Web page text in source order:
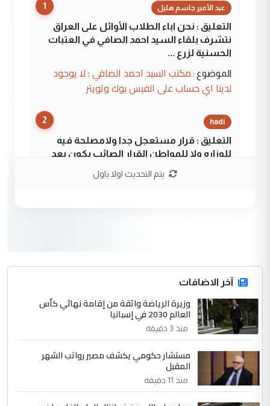
1 عبد الأمير جاسم هليل
التعليق : نحن اباء الطلاب الأوائل على العراق
نتشرف بلقاء السيد احمد الصافي في العتبات
الحسنية لزرع ...
الموضوع : مكتب السيد احمد الصافي : لا يوجود
لدينا اي حساب على الفيس بوك وتويتر
2 hadi
التعليق : قرار مستعجل جدا ولامصلحة فيه
للوزاره ولا للمواطن القرار الصائب يكون بعد
جنسية الرافد الثالث للعراق ومن اصول عريقة
ابا فرات ...
الموضوع :
الجواهري يرد على صدام حسين سل
مضجعيك يابن الزنا (نص كامل)
سردار
التعليق : واحد من عصابة علي ماما يسقط
جنسية الرافد الثالث للعراق ومن اصول عريقة
ابا فرات ...
يتم التحديث اولا باول
آخر الاضافات
وزيرة الرياضة واثقة من إقامة نهائي كأس
العالم 2030 في إسبانيا
منذ 3 دقيقة
مستشار حكومي يكشف مصير رواتب الشهر
المقبل
منذ 11 دقيقة